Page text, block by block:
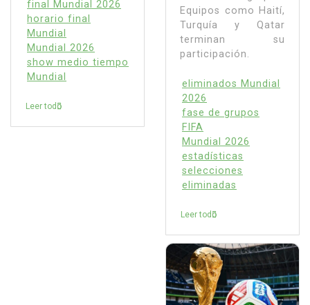
final Mundial 2026
horario final
Mundial
Mundial 2026
show medio tiempo
Mundial
Leer todo
Equipos como Haití,
Turquía y Qatar
terminan su
participación.
eliminados Mundial
2026
fase de grupos
FIFA
Mundial 2026
estadísticas
selecciones
eliminadas
Leer todo